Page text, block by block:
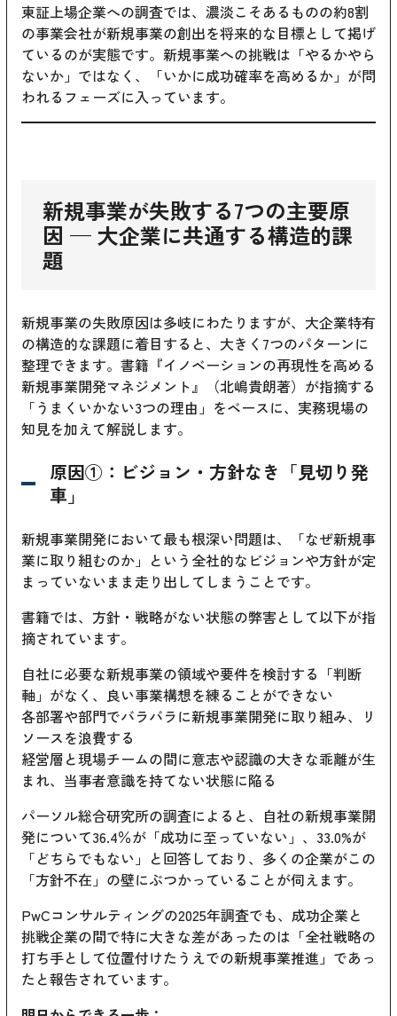
東証上場企業への調査では、濃淡こそあるものの約8割
の事業会社が新規事業の創出を将来的な目標として掲げ
ているのが実態です。新規事業への挑戦は「やるかやら
ないか」ではなく、「いかに成功確率を高めるか」が問
われるフェーズに入っています。
新規事業が失敗する7つの主要原
因 — 大企業に共通する構造的課
題
新規事業の失敗原因は多岐にわたりますが、大企業特有
の構造的な課題に着目すると、大きく7つのパターンに
整理できます。書籍『イノベーションの再現性を高める
新規事業開発マネジメント』（北嶋貴朗著）が指摘する
「うまくいかない3つの理由」をベースに、実務現場の
知見を加えて解説します。
原因①：ビジョン・方針なき「見切り発
車」
新規事業開発において最も根深い問題は、「なぜ新規事
業に取り組むのか」という全社的なビジョンや方針が定
まっていないまま走り出してしまうことです。
書籍では、方針・戦略がない状態の弊害として以下が指
摘されています。
自社に必要な新規事業の領域や要件を検討する「判断
軸」がなく、良い事業構想を練ることができない
各部署や部門でバラバラに新規事業開発に取り組み、リ
ソースを浪費する
経営層と現場チームの間に意志や認識の大きな乖離が生
まれ、当事者意識を持てない状態に陥る
パーソル総合研究所の調査によると、自社の新規事業開
発について36.4％が「成功に至っていない」、33.0%が
「どちらでもない」と回答しており、多くの企業がこの
「方針不在」の壁にぶつかっていることが伺えます。
PwCコンサルティングの2025年調査でも、成功企業と
挑戦企業の間で特に大きな差があったのは「全社戦略の
打ち手として位置付けたうえでの新規事業推進」であっ
たと報告されています。